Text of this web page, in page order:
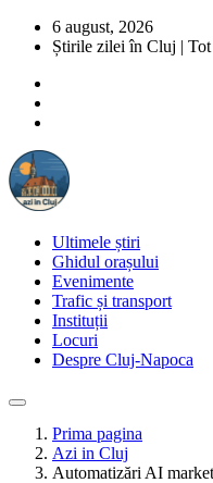
6 august, 2026
Știrile zilei în Cluj |
Ultimele știri
Ghidul orașului
Evenimente
Trafic și transport
Instituții
Locuri
Despre Cluj-Napoca
Prima pagina
Azi in Cluj
Automatizări AI